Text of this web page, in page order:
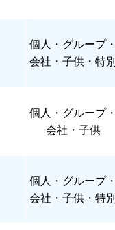
個人
・グループ・
会社・子供・特別
個人
・グループ・
会社・子供
個人
・グループ・
会社・子供・特別